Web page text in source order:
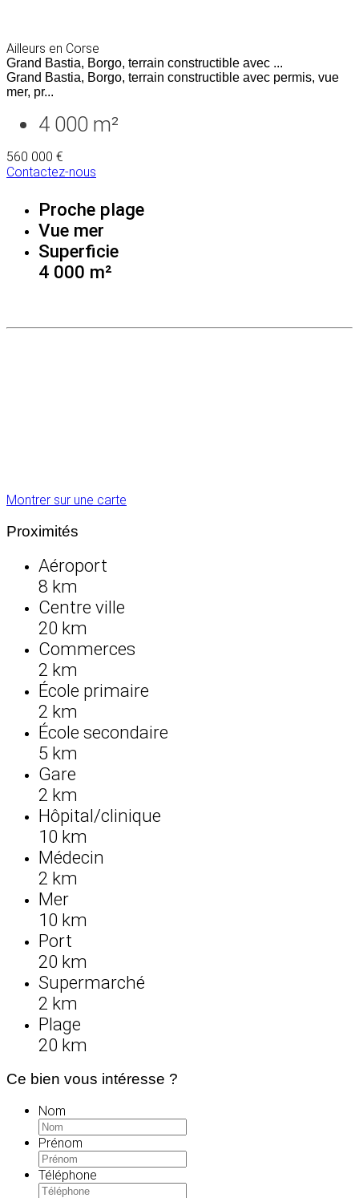
Ailleurs en Corse
Grand Bastia, Borgo, terrain constructible avec ...
Grand Bastia, Borgo, terrain constructible avec permis, vue
mer, pr...
4 000 m²
560 000 €
Contactez-nous
Proche plage
Vue mer
Superficie
4 000 m²
Montrer sur une carte
Proximités
Aéroport
8 km
Centre ville
20 km
Commerces
2 km
École primaire
2 km
École secondaire
5 km
Gare
2 km
Hôpital/clinique
10 km
Médecin
2 km
Mer
10 km
Port
20 km
Supermarché
2 km
Plage
20 km
Ce bien vous intéresse ?
Nom
Prénom
Téléphone